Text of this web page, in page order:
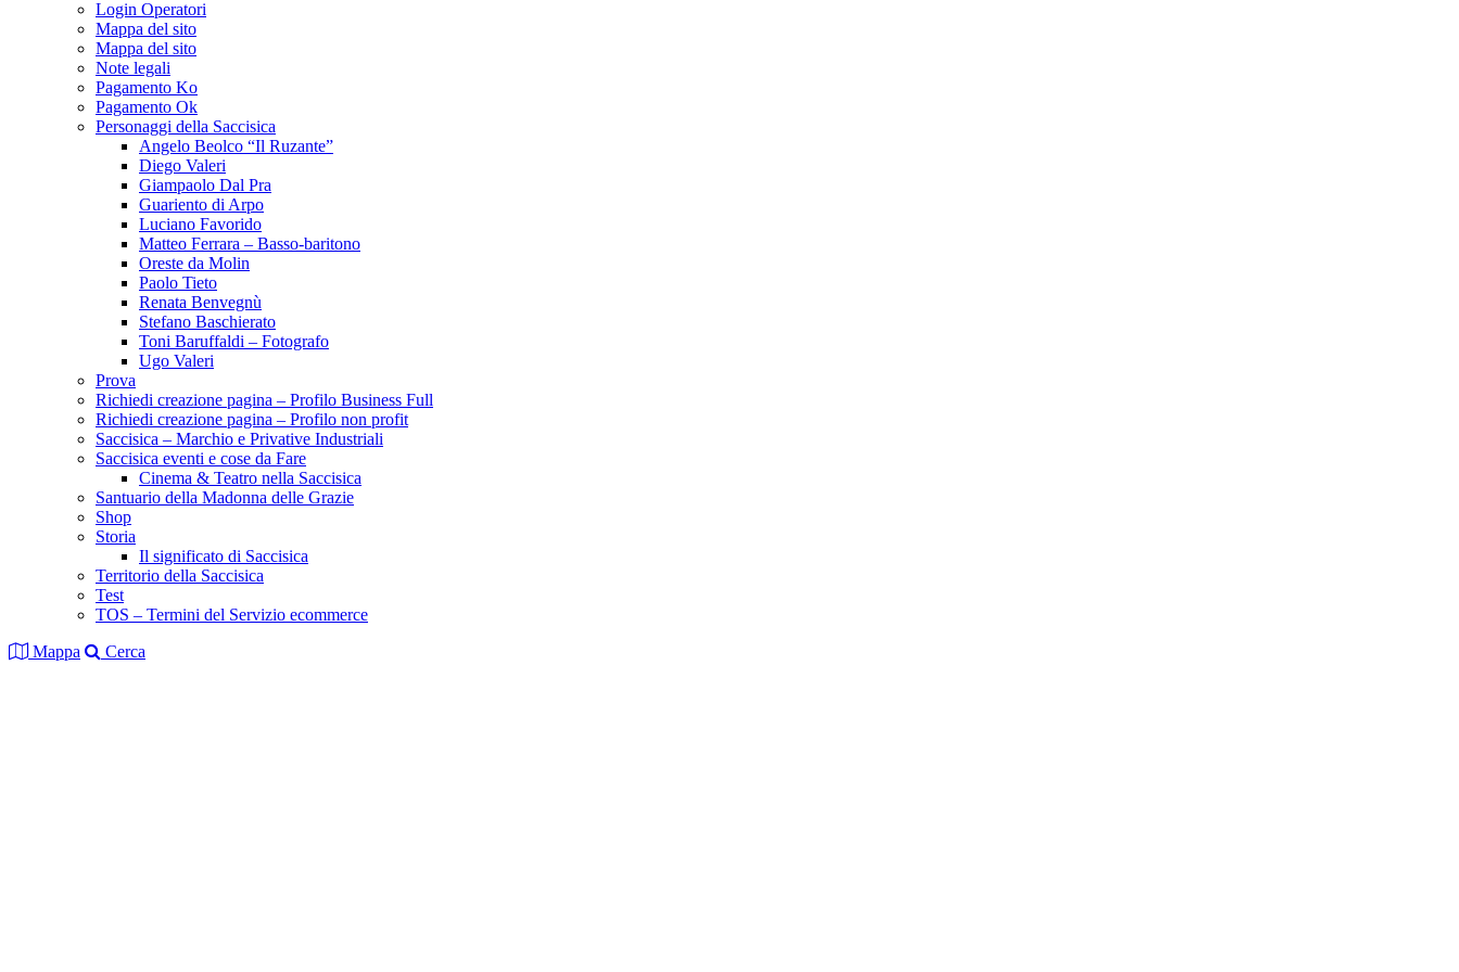
Login Operatori
Mappa del sito
Mappa del sito
Note legali
Pagamento Ko
Pagamento Ok
Personaggi della Saccisica
Angelo Beolco “Il Ruzante”
Diego Valeri
Giampaolo Dal Pra
Guariento di Arpo
Luciano Favorido
Matteo Ferrara – Basso-baritono
Oreste da Molin
Paolo Tieto
Renata Benvegnù
Stefano Baschierato
Toni Baruffaldi – Fotografo
Ugo Valeri
Prova
Richiedi creazione pagina – Profilo Business Full
Richiedi creazione pagina – Profilo non profit
Saccisica – Marchio e Privative Industriali
Saccisica eventi e cose da Fare
Cinema & Teatro nella Saccisica
Santuario della Madonna delle Grazie
Shop
Storia
Il significato di Saccisica
Territorio della Saccisica
Test
TOS – Termini del Servizio ecommerce
Mappa
Cerca